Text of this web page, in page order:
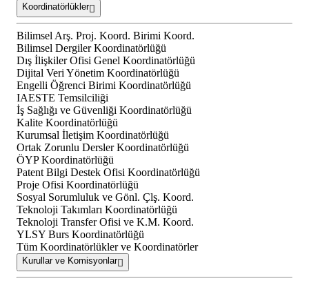
Koordinatörlükler
Bilimsel Arş. Proj. Koord. Birimi Koord.
Bilimsel Dergiler Koordinatörlüğü
Dış İlişkiler Ofisi Genel Koordinatörlüğü
Dijital Veri Yönetim Koordinatörlüğü
Engelli Öğrenci Birimi Koordinatörlüğü
IAESTE Temsilciliği
İş Sağlığı ve Güvenliği Koordinatörlüğü
Kalite Koordinatörlüğü
Kurumsal İletişim Koordinatörlüğü
Ortak Zorunlu Dersler Koordinatörlüğü
ÖYP Koordinatörlüğü
Patent Bilgi Destek Ofisi Koordinatörlüğü
Proje Ofisi Koordinatörlüğü
Sosyal Sorumluluk ve Gönl. Çlş. Koord.
Teknoloji Takımları Koordinatörlüğü
Teknoloji Transfer Ofisi ve K.M. Koord.
YLSY Burs Koordinatörlüğü
Tüm Koordinatörlükler ve Koordinatörler
Kurullar ve Komisyonlar